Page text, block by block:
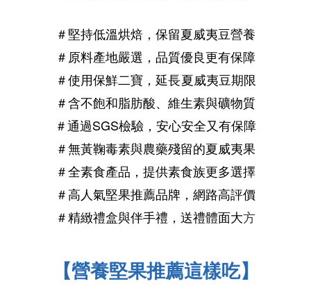
＃堅持低溫烘焙，保留夏威夷豆營養
＃原料產地嚴選，品質優良更有保障
＃使用保鮮二寶，延長夏威夷豆期限
＃含不飽和脂肪酸、維生素與礦物質
＃通過SGS檢驗，安心安全又有保障
＃無黃鞠毒素與農藥殘留的夏威夷果
＃全素食產品，提供素食族更多選擇
＃高人氣堅果推薦品牌，網路高評價
＃精緻禮盒與伴手禮，送禮體面大方
【營養堅果推薦這樣吃】